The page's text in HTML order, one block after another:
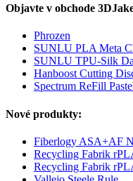
Objavte v obchode
Phrozen
SUNLU PLA Meta
SUNLU TPU-Silk
Hanboost Cutting
Spectrum ReFill
Nové produkty:
Fiberlogy ASA+AF
Recycling Fabrik
Recycling Fabrik